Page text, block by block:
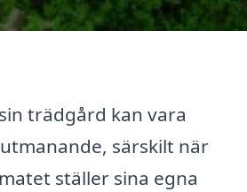
trädgård kan vara
särskilt när
ställer sina egna